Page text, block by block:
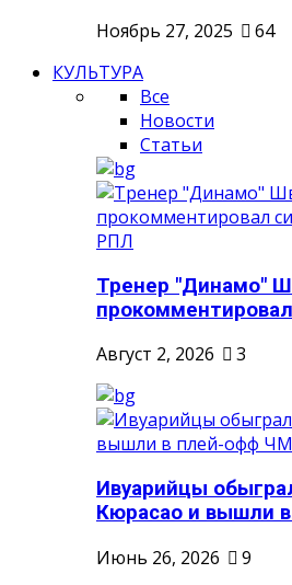
Ноябрь 27, 2025
64
КУЛЬТУРА
Все
Новости
Статьи
Тренер "Динамо"
Август 2, 2026
3
Ивуарийцы
Кюрасао и вышли
Июнь 26, 2026
9